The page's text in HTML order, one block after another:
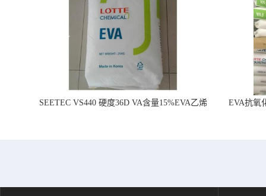
SEETEC VS440 硬度36D VA含量15%EVA乙烯
EVA抗氧